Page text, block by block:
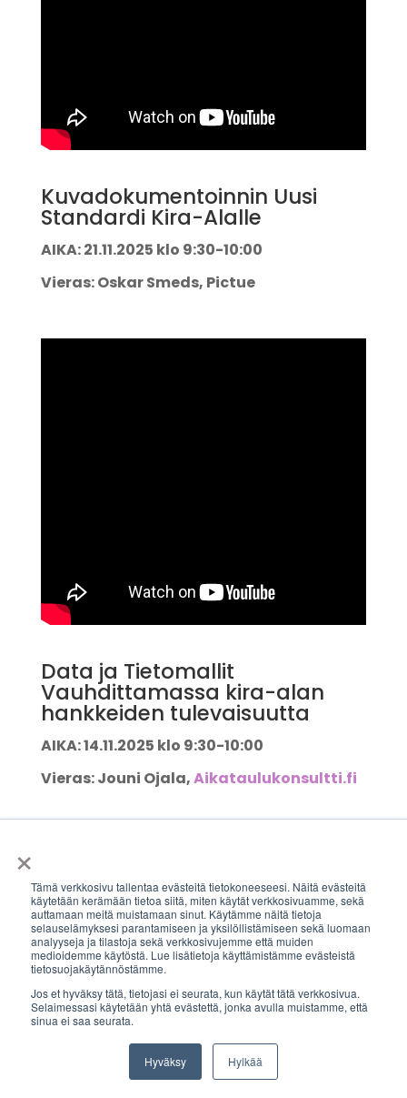
×
Tämä verkkosivu tallentaa evästeitä tietokoneeseesi. Näitä evästeitä
käytetään kerämään tietoa siitä, miten käytät verkkosivuamme, sekä
auttamaan meitä muistamaan sinut. Käytämme näitä tietoja
selauselämyksesi parantamiseen ja yksilöllistämiseen sekä luomaan
analyyseja ja tilastoja sekä verkkosivujemme että muiden
medioidemme käytöstä. Lue lisätietoja käyttämistämme evästeistä
tietosuojakäytännöstämme.
Jos et hyväksy tätä, tietojasi ei seurata, kun käytät tätä verkkosivua.
Selaimessasi käytetään yhtä evästettä, jonka avulla muistamme, että
sinua ei saa seurata.
Hyväksy Hylkää
Kuvadokumentoinnin Uusi
Standardi Kira-Alalle
AIKA: 21.11.2025 klo 9:30-10:00
Vieras: Oskar Smeds, Pictue
Data ja Tietomallit
Vauhdittamassa kira-alan
hankkeiden tulevaisuutta
AIKA: 14.11.2025 klo 9:30-10:00
Vieras: Jouni Ojala,Aikataulukonsultti.fi
Share This